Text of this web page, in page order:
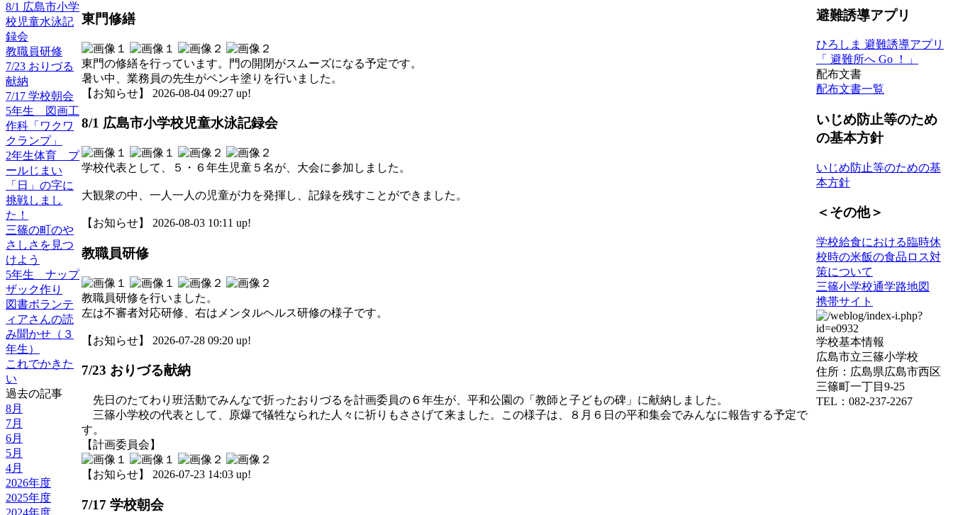
8/1 広島市小学
校児童水泳記
録会
教職員研修
7/23 おりづる
献納
7/17 学校朝会
5年生 図画工
作科「ワクワ
クランプ」
2年生体育 プ
ールじまい
「日」の字に
挑戦しまし
た！
三篠の町のや
さしさを見つ
けよう
5年生 ナップ
ザック作り
図書ボランテ
ィアさんの読
み聞かせ（３
年生）
これでかきた
い
過去の記事
8月
7月
6月
5月
4月
2026年度
2025年度
2024年度
東門修繕
東門の修繕を行っています。門の開閉がスムーズになる予定です。
暑い中、業務員の先生がペンキ塗りを行いました。
【お知らせ】 2026-08-04 09:27 up!
8/1 広島市小学校児童水泳記録会
学校代表として、５・６年生児童５名が、大会に参加しました。
大観衆の中、一人一人の児童が力を発揮し、記録を残すことができました。
【お知らせ】 2026-08-03 10:11 up!
教職員研修
教職員研修を行いました。
左は不審者対応研修、右はメンタルヘルス研修の様子です。
【お知らせ】 2026-07-28 09:20 up!
7/23 おりづる献納
先日のたてわり班活動でみんなで折ったおりづるを計画委員の６年生が、平和公園の「教師と子どもの碑」に献納しました。
三篠小学校の代表として、原爆で犠牲なられた人々に祈りもささげて来ました。この様子は、８月６日の平和集会でみんなに報告する予定で
す。
【計画委員会】
【お知らせ】 2026-07-23 14:03 up!
7/17 学校朝会
避難誘導アプリ
ひろしま 避難誘導アプリ
「 避難所へ Go ！」
配布文書
配布文書一覧
いじめ防止等のため
の基本方針
いじめ防止等のための基
本方針
＜その他＞
学校給食における臨時休
校時の米飯の食品ロス対
策について
三篠小学校通学路地図
携帯サイト
学校基本情報
広島市立三篠小学校
住所：広島県広島市西区
三篠町一丁目9-25
TEL：082-237-2267